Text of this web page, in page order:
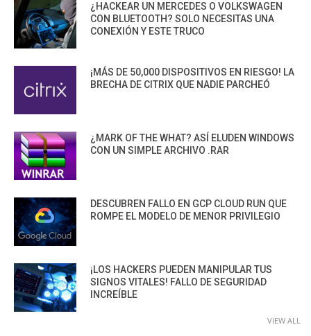
¿HACKEAR UN MERCEDES O VOLKSWAGEN
CON BLUETOOTH? SOLO NECESITAS UNA
CONEXIÓN Y ESTE TRUCO
¡MÁS DE 50,000 DISPOSITIVOS EN RIESGO! LA
BRECHA DE CITRIX QUE NADIE PARCHEÓ
¿MARK OF THE WHAT? ASÍ ELUDEN WINDOWS
CON UN SIMPLE ARCHIVO .RAR
DESCUBREN FALLO EN GCP CLOUD RUN QUE
ROMPE EL MODELO DE MENOR PRIVILEGIO
¡LOS HACKERS PUEDEN MANIPULAR TUS
SIGNOS VITALES! FALLO DE SEGURIDAD
INCREÍBLE
VIEW ALL